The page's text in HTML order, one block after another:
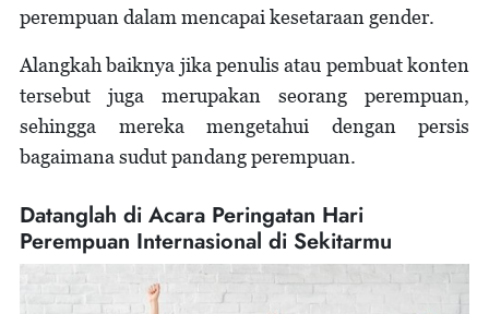
perempuan dalam mencapai kesetaraan gender.
Alangkah baiknya jika penulis atau pembuat konten
tersebut juga merupakan seorang perempuan,
sehingga mereka mengetahui dengan persis
bagaimana sudut pandang perempuan.
Datanglah di Acara Peringatan Hari
Perempuan Internasional di Sekitarmu